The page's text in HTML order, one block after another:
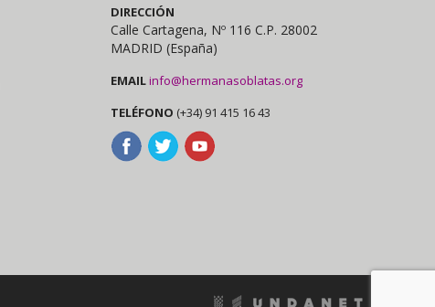
DIRECCIÓN
Calle Cartagena, Nº 116 C.P. 28002
MADRID (España)
EMAILinfo@hermanasoblatas.org
TELÉFONO (+34) 91 415 16 43